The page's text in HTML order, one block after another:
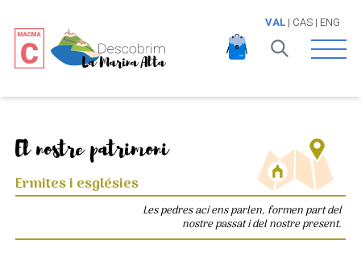
VAL| CAS| ENG
Open
El nostre patrimoni
Ermites i esglésies
Les pedres ací ens parlen, formen part del
nostre passat i del nostre present.